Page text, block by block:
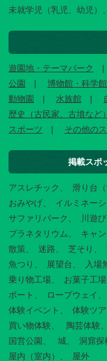
未就学児（乳児、幼児）
遊園地・テーマパーク
公園
博物館・科学
動物園
水族館
歴史（古民家、古墳など）
スポーツ
その他の
掲載スポ
アスレチック 滑り台（
おみやげ
イルミネー
サファリパーク
川遊び
プラネタリウム
キャ
散策
迷路 芝そり
魚つり
展望台 入場
乗り物工場
お菓子工場
ボート
ロープウェイ
体験イベント
体験ツ
買い物体験
陶芸体験
国営公園
城 洞窟探
屋内（室内）
屋外